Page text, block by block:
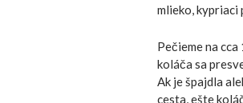
mlieko, kypriaci
Pečieme na
koláča sa
Ak je špajdla
cesta, ešte